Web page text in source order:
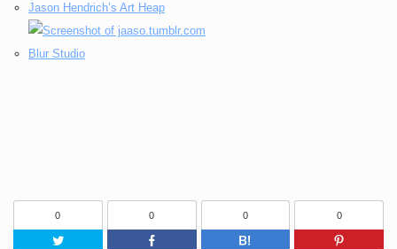
Jason Hendrich’s Art Heap
Blur Studio
0
Twitter
0
Facebook
0
はてなブッ
0